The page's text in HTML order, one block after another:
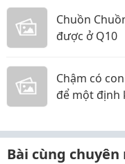
Chuồn
được ở Q10
Chậm có
để một định
Bài cùng chuyên